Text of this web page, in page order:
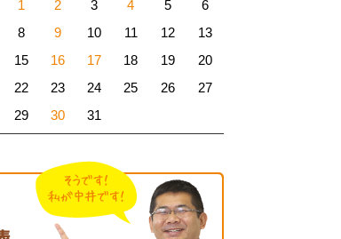
1
2 3 4 5
6
8 9 10 11 12
13
15 16 17 18 19
20
22 23 24 25 26
27
29 30 31